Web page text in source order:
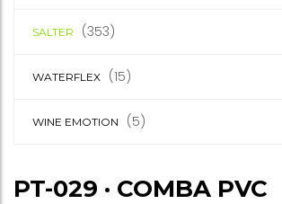
SALTER (353)
WATERFLEX (15)
WINE EMOTION (5)
PT-029 · COMBA PVC